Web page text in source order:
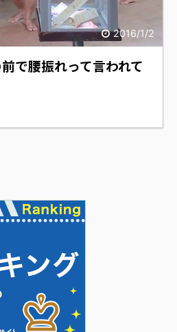
2016/1/2
で腰振れって言われて